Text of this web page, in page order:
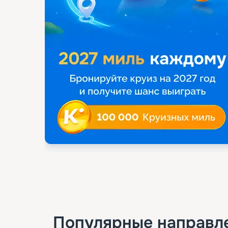
Популярные